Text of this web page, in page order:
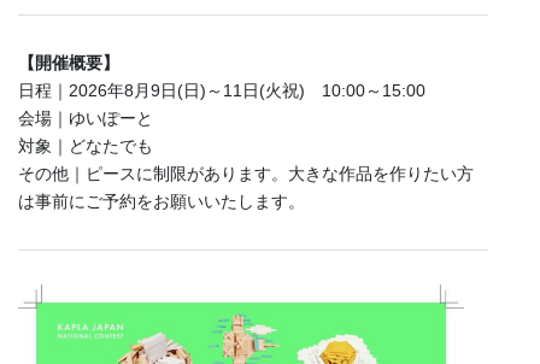
【開催概要】
日程｜2026年8月9日(日)～11日(火祝) 10:00～15:00
会場｜ゆいぽーと
対象｜どなたでも
その他｜ピースに制限があります。大きな作品を作りたい方
は事前にご予約をお願いいたします。